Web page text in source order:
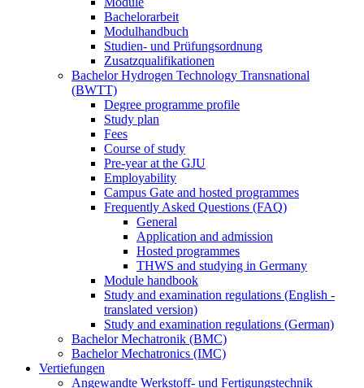
Bachelorarbeit
Modulhandbuch
Studien- und Prüfungsordnung
Zusatzqualifikationen
Bachelor Hydrogen Technology Transnational
(BWTT)
Degree programme profile
Study plan
Fees
Course of study
Pre-year at the GJU
Employability
Campus Gate and hosted programmes
Frequently Asked Questions (FAQ)
General
Application and admission
Hosted programmes
THWS and studying in Germany
Module handbook
Study and examination regulations (English -
translated version)
Study and examination regulations (German)
Bachelor Mechatronik (BMC)
Bachelor Mechatronics (IMC)
Vertiefungen
Angewandte Werkstoff- und Fertigungstechnik